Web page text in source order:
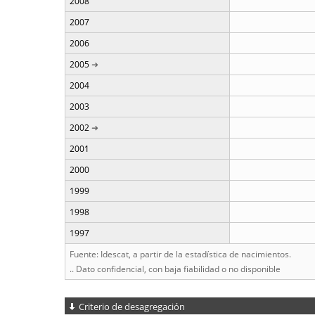
2007
2006
2005
2004
2003
2002
2001
2000
1999
1998
1997
Fuente: Idescat, a partir de la estadística de nacimientos.
.. Dato confidencial, con baja fiabilidad o no disponible
Criterio de desagregación